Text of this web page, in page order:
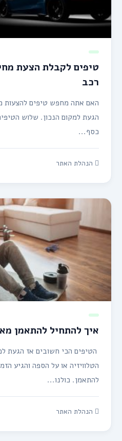
טיפים לקבלת הצעת
רכב
האם אתה מחפש טיפים להצעות
הגעת למקום הנכון. שלוש
כסף...
הנהלת האתר
איך להתחיל להתאמן
הטיפים הכי חשובים אז הגעת
הטלוויזיה או על הספה והגיע
להתאמן. כולנו...
הנהלת האתר